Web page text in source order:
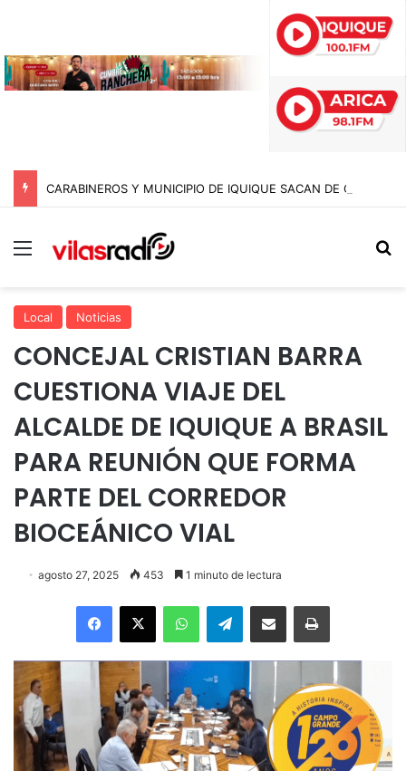
Menú
Local Noticias
CONCEJAL CRISTIAN BARRA
CUESTIONA VIAJE DEL
ALCALDE DE IQUIQUE A BRASIL
PARA REUNIÓN QUE FORMA
PARTE DEL CORREDOR
BIOCEÁNICO VIAL
agosto 27, 2025 453 1 minuto de lectura
Facebook
X WhatsAppTelegramEnviar vía email Imprimir